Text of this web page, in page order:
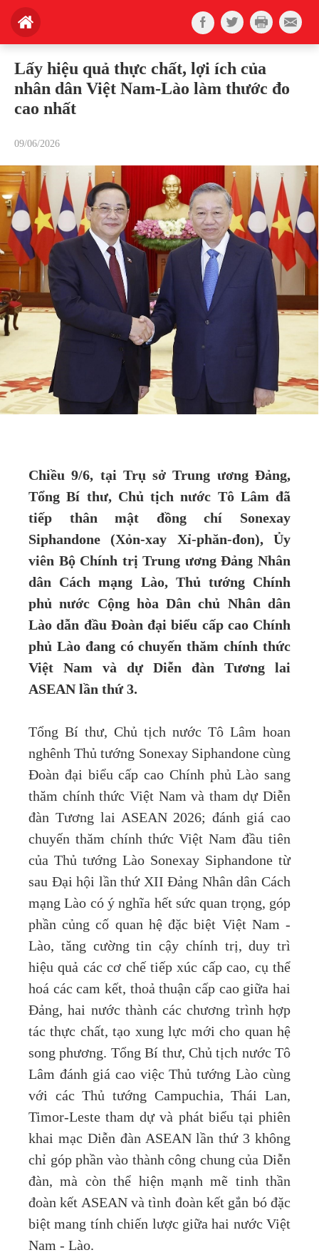
Lấy hiệu quả thực chất, lợi ích của
nhân dân Việt Nam-Lào làm thước đo
cao nhất
09/06/2026
Chiều 9/6, tại Trụ sở Trung ương Đảng,
Tổng Bí thư, Chủ tịch nước Tô Lâm đã
tiếp thân mật đồng chí Sonexay
Siphandone (Xỏn-xay Xỉ-phăn-đon), Ủy
viên Bộ Chính trị Trung ương Đảng Nhân
dân Cách mạng Lào, Thủ tướng Chính
phủ nước Cộng hòa Dân chủ Nhân dân
Lào dẫn đầu Đoàn đại biểu cấp cao Chính
phủ Lào đang có chuyến thăm chính thức
Việt Nam và dự Diễn đàn Tương lai
ASEAN lần thứ 3.
Tổng Bí thư, Chủ tịch nước Tô Lâm hoan
nghênh Thủ tướng Sonexay Siphandone cùng
Đoàn đại biểu cấp cao Chính phủ Lào sang
thăm chính thức Việt Nam và tham dự Diễn
đàn Tương lai ASEAN 2026; đánh giá cao
chuyến thăm chính thức Việt Nam đầu tiên
của Thủ tướng Lào Sonexay Siphandone từ
sau Đại hội lần thứ XII Đảng Nhân dân Cách
mạng Lào có ý nghĩa hết sức quan trọng, góp
phần củng cố quan hệ đặc biệt Việt Nam -
Lào, tăng cường tin cậy chính trị, duy trì
hiệu quả các cơ chế tiếp xúc cấp cao, cụ thể
hoá các cam kết, thoả thuận cấp cao giữa hai
Đảng, hai nước thành các chương trình hợp
tác thực chất, tạo xung lực mới cho quan hệ
song phương. Tổng Bí thư, Chủ tịch nước Tô
Lâm đánh giá cao việc Thủ tướng Lào cùng
với các Thủ tướng Campuchia, Thái Lan,
Timor-Leste tham dự và phát biểu tại phiên
khai mạc Diễn đàn ASEAN lần thứ 3 không
chỉ góp phần vào thành công chung của Diễn
đàn, mà còn thể hiện mạnh mẽ tinh thần
đoàn kết ASEAN và tình đoàn kết gắn bó đặc
biệt mang tính chiến lược giữa hai nước Việt
Nam - Lào.